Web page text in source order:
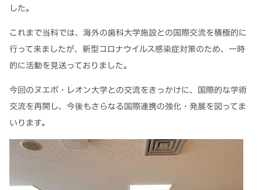
した。
これまで当科では、海外の歯科大学施設との国際交流を積極的に
行って来ましたが、新型コロナウイルス感染症対策のため、一時
的に活動を見送っておりました。
今回のヌエボ・レオン大学との交流をきっかけに、国際的な学術
交流を再開し、今後もさらなる国際連携の強化・発展を図ってま
いります。